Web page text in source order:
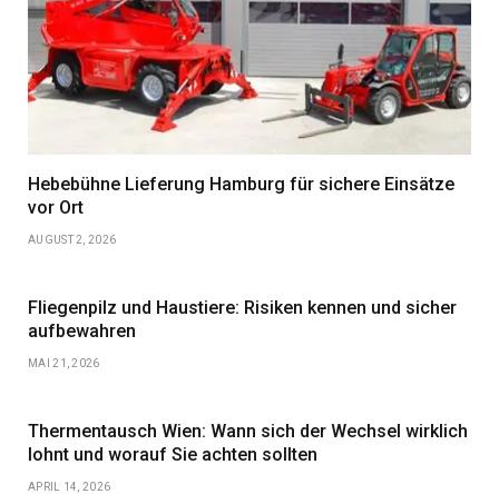
Hebebühne Lieferung Hamburg für sichere Einsätze
vor Ort
AUGUST 2, 2026
Fliegenpilz und Haustiere: Risiken kennen und sicher
aufbewahren
MAI 21, 2026
Thermentausch Wien: Wann sich der Wechsel wirklich
lohnt und worauf Sie achten sollten
APRIL 14, 2026